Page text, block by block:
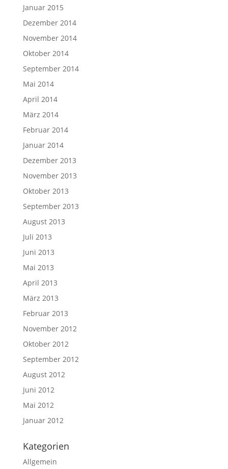
Januar 2015
Dezember 2014
November 2014
Oktober 2014
September 2014
Mai 2014
April 2014
März 2014
Februar 2014
Januar 2014
Dezember 2013
November 2013
Oktober 2013
September 2013
August 2013
Juli 2013
Juni 2013
Mai 2013
April 2013
März 2013
Februar 2013
November 2012
Oktober 2012
September 2012
August 2012
Juni 2012
Mai 2012
Januar 2012
Kategorien
Allgemein